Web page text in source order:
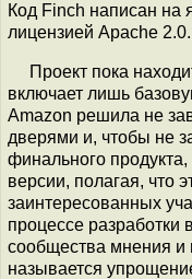
Код Finch написан на
лицензией Apache 2.0.
Проект пока
включает лишь
Amazon решила не
дверями и, чтобы не
финального
версии, полагая, что
заинтересованных
процессе разработки
сообщества мнения и
называется